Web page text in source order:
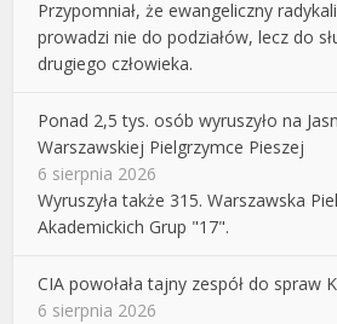
Przypomniał, że ewangeliczny
prowadzi nie do podziałów, lecz do
drugiego człowieka.
Ponad 2,5 tys. osób wyruszyło na
Warszawskiej Pielgrzymce Pieszej
6 sierpnia 2026
Wyruszyła także 315. Warszawska
Akademickich Grup "17".
CIA powołała tajny zespół do spraw
6 sierpnia 2026